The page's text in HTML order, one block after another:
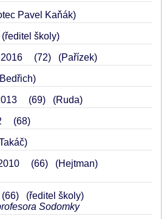
Pavel Kaňák)
(ředitel školy)
2016 72 (Pařízek)
69 (Ruda)
68
66 (Hejtman)
66
(ředitel školy)
Sodomky